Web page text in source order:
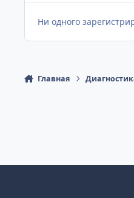
Ни одного
Главная